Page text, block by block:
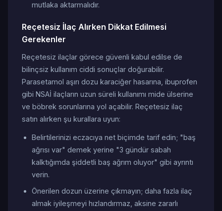
mutlaka aktarmalıdır.
Reçetesiz İlaç Alırken Dikkat Edilmesi
Gerekenler
Reçetesiz ilaçlar görece güvenli kabul edilse de
bilinçsiz kullanım ciddi sonuçlar doğurabilir.
Parasetamol aşırı dozu karaciğer hasarına, ibuprofen
gibi NSAİ ilaçların uzun süreli kullanımı mide ülserine
ve böbrek sorunlarına yol açabilir. Reçetesiz ilaç
satın alırken şu kurallara uyun:
Belirtilerinizi eczacıya net biçimde tarif edin; "baş
ağrısı var" demek yerine "3 gündür sabah
kalktığımda şiddetli baş ağrım oluyor" gibi ayrıntı
verin.
Önerilen dozun üzerine çıkmayın; daha fazla ilaç
almak iyileşmeyi hızlandırmaz, aksine zararlı